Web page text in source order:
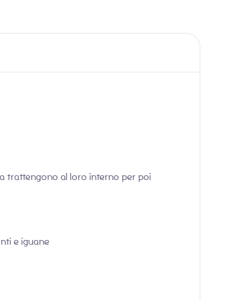
trattengono al loro interno per poi
e iguane